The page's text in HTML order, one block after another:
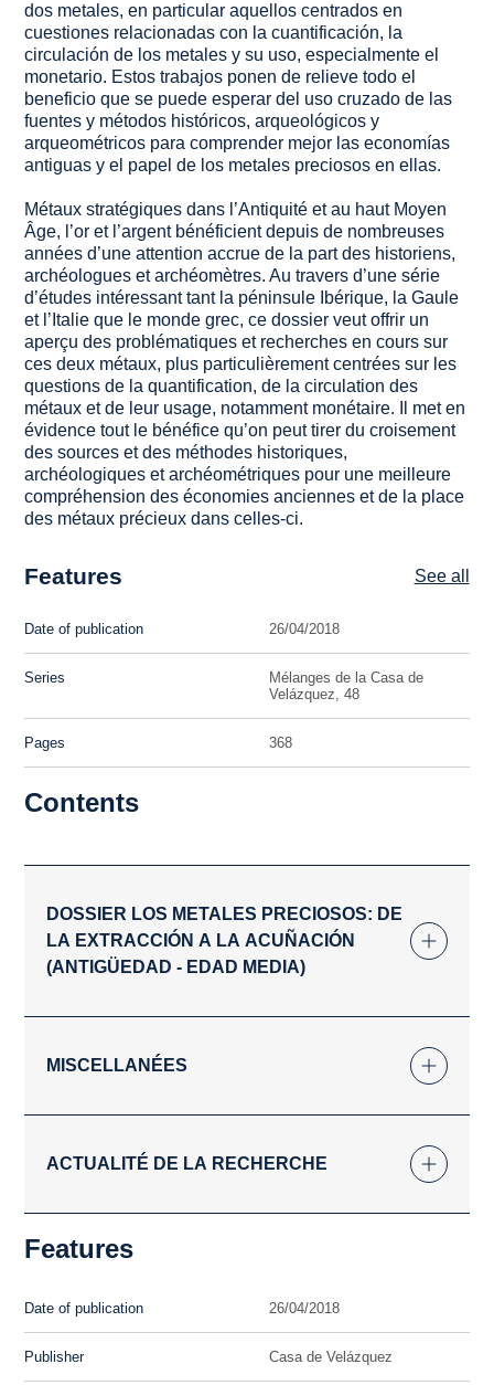
dos metales, en particular aquellos centrados en
cuestiones relacionadas con la cuantificación, la
circulación de los metales y su uso, especialmente el
monetario. Estos trabajos ponen de relieve todo el
beneficio que se puede esperar del uso cruzado de las
fuentes y métodos históricos, arqueológicos y
arqueométricos para comprender mejor las economías
antiguas y el papel de los metales preciosos en ellas.
Métaux stratégiques dans l’Antiquité et au haut Moyen
Âge, l’or et l’argent bénéficient depuis de nombreuses
années d’une attention accrue de la part des historiens,
archéologues et archéomètres. Au travers d’une série
d’études intéressant tant la péninsule Ibérique, la Gaule
et l’Italie que le monde grec, ce dossier veut offrir un
aperçu des problématiques et recherches en cours sur
ces deux métaux, plus particulièrement centrées sur les
questions de la quantification, de la circulation des
métaux et de leur usage, notamment monétaire. Il met en
évidence tout le bénéfice qu’on peut tirer du croisement
des sources et des méthodes historiques,
archéologiques et archéométriques pour une meilleure
compréhension des économies anciennes et de la place
des métaux précieux dans celles-ci.
Features See all
Date of publication 26/04/2018
Series
Mélanges de la Casa de
Velázquez, 48
Pages 368
Contents
DOSSIER LOS METALES PRECIOSOS: DE
LA EXTRACCIÓN A LA ACUÑACIÓN
(ANTIGÜEDAD - EDAD MEDIA)
MISCELLANÉES
ACTUALITÉ DE LA RECHERCHE
Features
Date of publication 26/04/2018
Publisher Casa de Velázquez